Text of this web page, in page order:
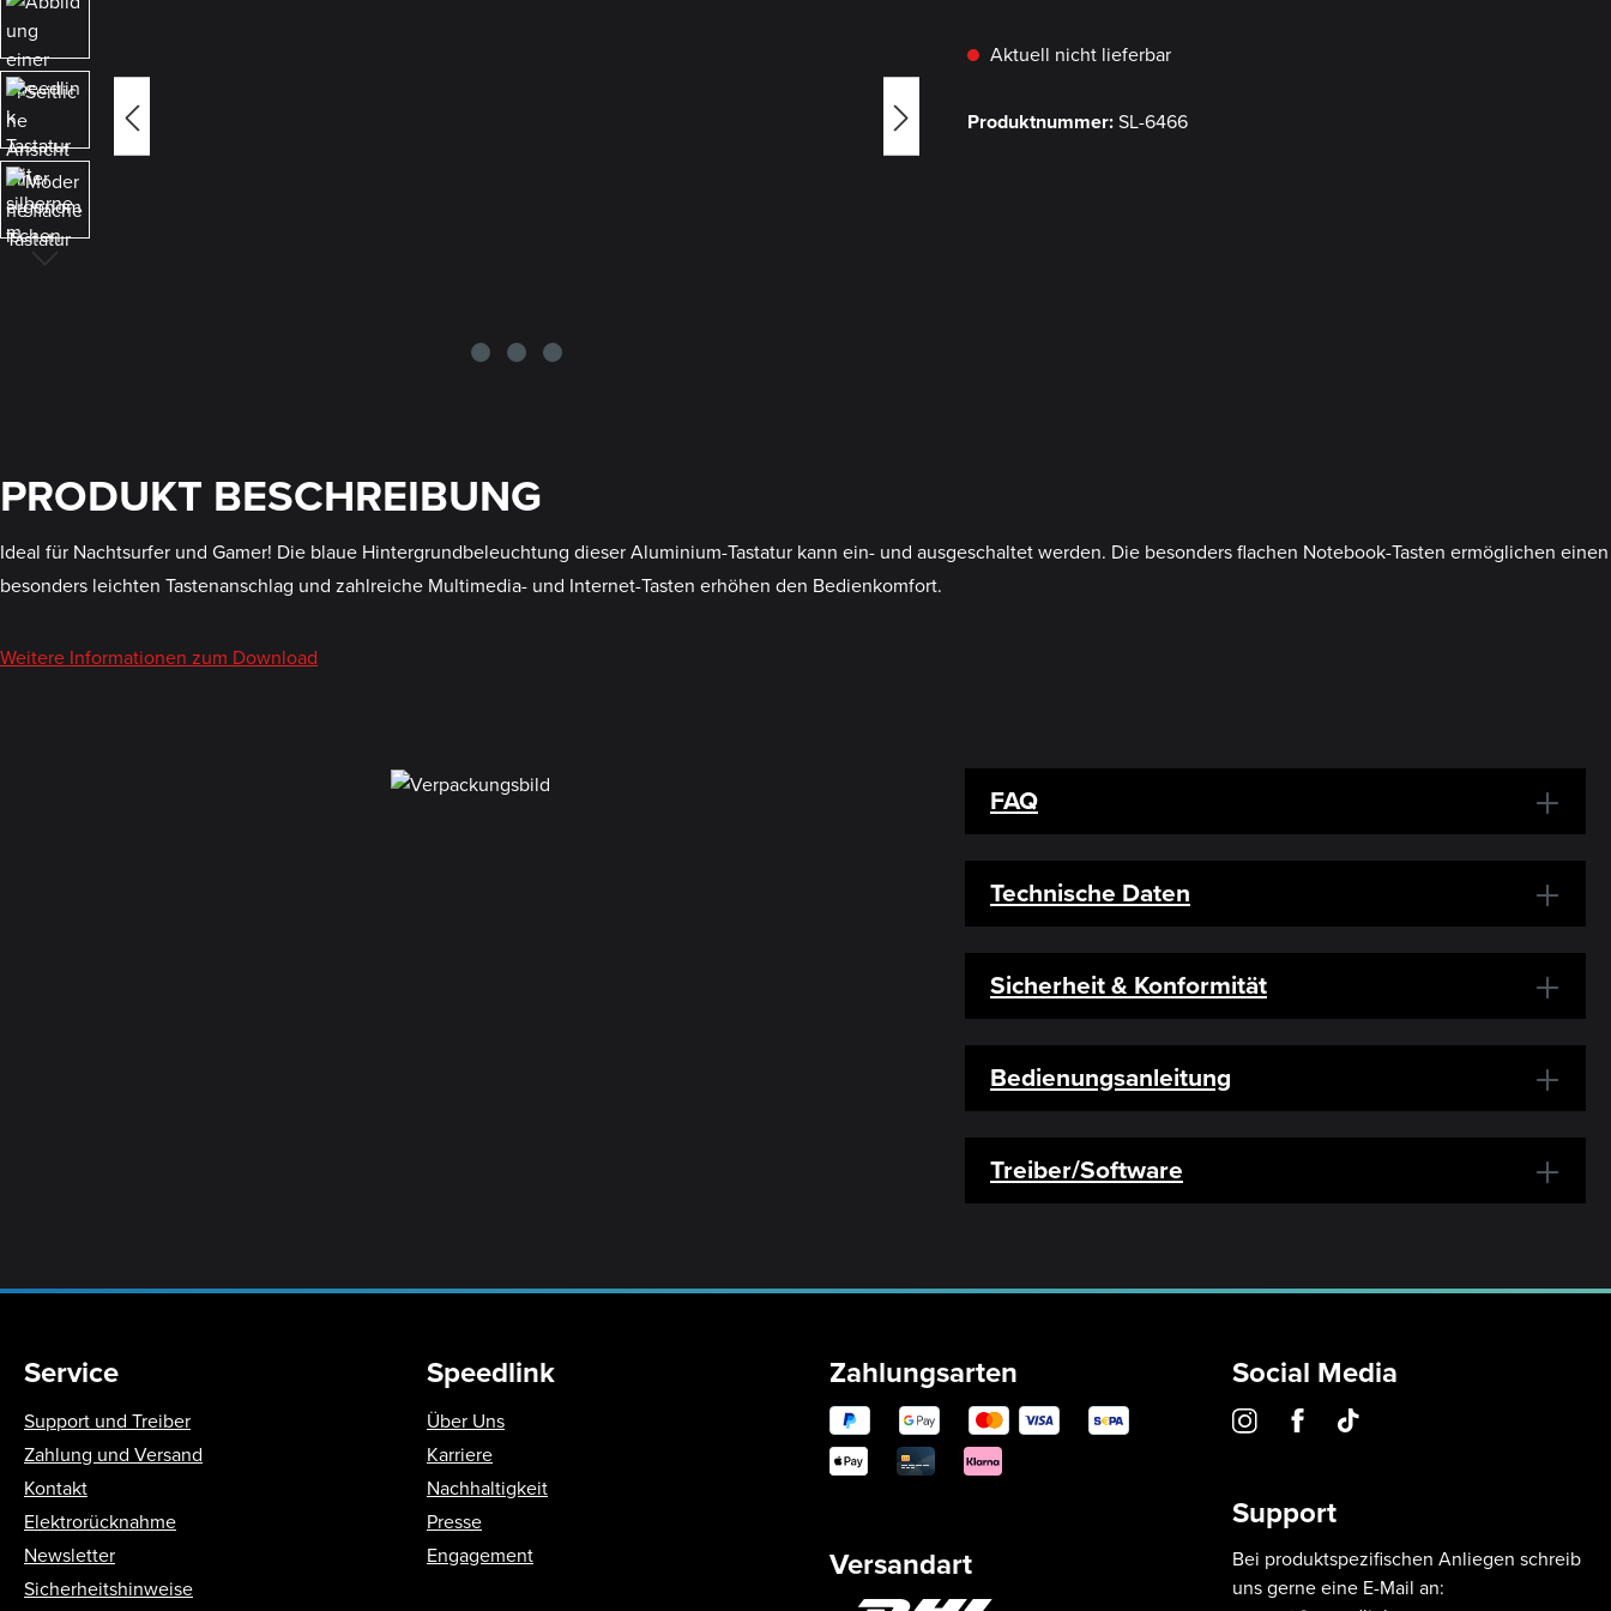
Aktuell nicht lieferbar
Produktnummer:SL-6466
PRODUKT BESCHREIBUNG
Ideal für Nachtsurfer und Gamer! Die blaue Hintergrundbeleuchtung dieser Aluminium-Tastatur kann ein- und ausgeschaltet werden. Die besonders flachen Notebook-Tasten ermöglichen einen
besonders leichten Tastenanschlag und zahlreiche Multimedia- und Internet-Tasten erhöhen den Bedienkomfort.
Weitere Informationen zum Download
FAQ
Technische Daten
Sicherheit & Konformität
Bedienungsanleitung
Treiber/Software
Service
Support und Treiber
Zahlung und Versand
Kontakt
Elektrorücknahme
Newsletter
Sicherheitshinweise
Speedlink
Über Uns
Karriere
Nachhaltigkeit
Presse
Engagement
Zahlungsarten
Versandart
Social Media
Support
Bei produktspezifischen Anliegen schreib
uns gerne eine E-Mail an: